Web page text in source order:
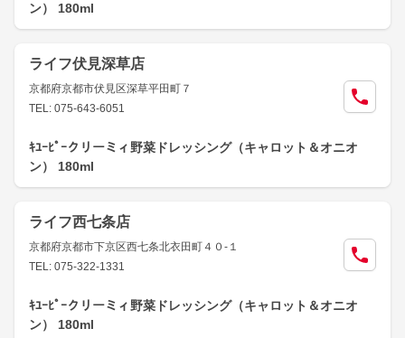
ン） 180ml
ライフ伏見深草店
京都府京都市伏見区深草平田町７
TEL: 075-643-6051
ｷﾕｰﾋﾟｰクリーミィ野菜ドレッシング（キャロット＆オニオ
ン） 180ml
ライフ西七条店
京都府京都市下京区西七条北衣田町４０-１
TEL: 075-322-1331
ｷﾕｰﾋﾟｰクリーミィ野菜ドレッシング（キャロット＆オニオ
ン） 180ml